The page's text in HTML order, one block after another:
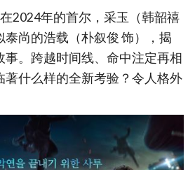
2024年的首尔，采玉（韩韶禧
尚的浩载（朴叙俊 饰），揭
事。跨越时间线、命中注定再相
著什么样的全新考验？令人格外